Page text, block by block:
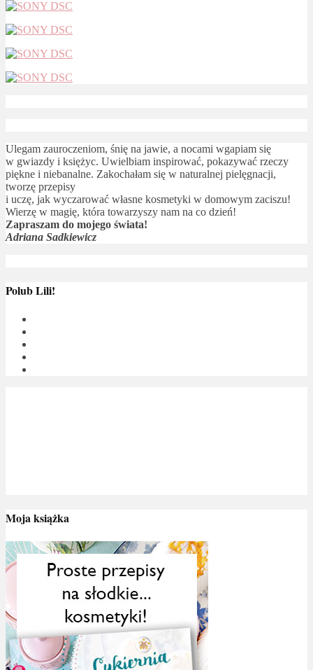
Ulegam zauroczeniom, śnię na jawie, a nocami wgapiam się
w gwiazdy i księżyc. Uwielbiam inspirować, pokazywać rzeczy
piękne i niebanalne. Zakochałam się w naturalnej pielęgnacji,
tworzę przepisy
i uczę, jak wyczarować własne kosmetyki w domowym zaciszu!
Wierzę w magię, która towarzyszy nam na co dzień!
Zapraszam do mojego świata!
Adriana Sadkiewicz
Polub Lili!
Moja książka